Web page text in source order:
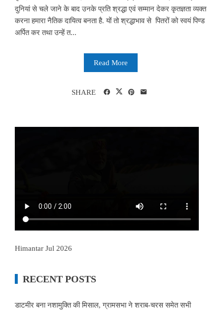
दुनियां से चले जाने के बाद उनके प्रति श्रद्धा एवं सम्मान देकर कृतज्ञता व्यक्त
करना हमारा नैतिक दायित्व बनता है. यों तो श्रद्धाभाव से पितरों को स्वयं पिण्ड
अर्पित कर तथा उन्हें त...
Read More
SHARE
Himantar Jul 2026
RECENT POSTS
डाटमीर बना नशामुक्ति की मिसाल, ग्रामसभा ने शराब-चरस समेत सभी